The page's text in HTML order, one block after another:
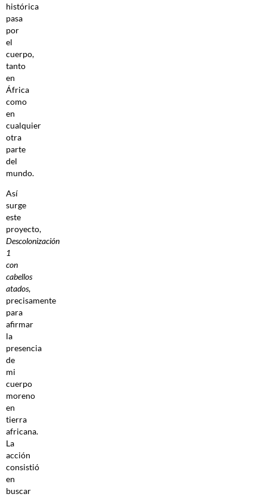
histórica
pasa
por
el
cuerpo,
tanto
en
África
como
en
cualquier
otra
parte
del
mundo.
Así
surge
este
proyecto,
Descolonización
1
con
cabellos
atados,
precisamente
para
afirmar
la
presencia
de
mi
cuerpo
moreno
en
tierra
africana.
La
acción
consistió
en
buscar